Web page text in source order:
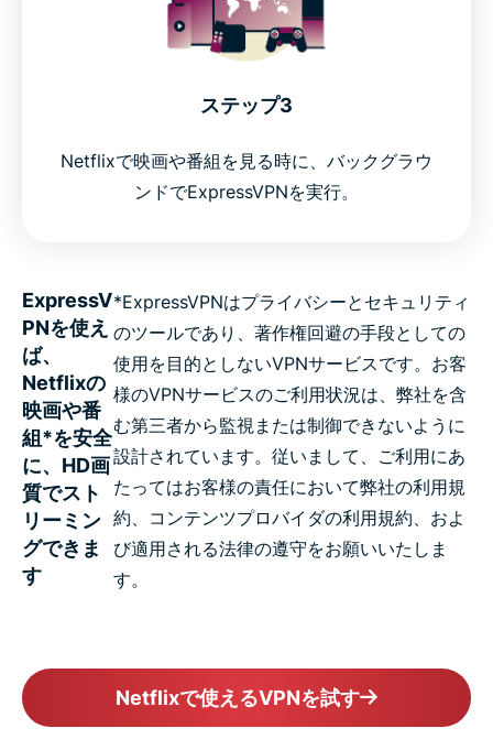
ステップ3
Netflixで映画や番組を見る時に、バックグラウ
ンドでExpressVPNを実行。
ExpressV
PNを使え
ば、
Netflixの
映画や番
組*を安全
に、HD画
質でスト
リーミン
グできま
す
*ExpressVPNはプライバシーとセキュリティ
のツールであり、著作権回避の手段としての
使用を目的としないVPNサービスです。お客
様のVPNサービスのご利用状況は、弊社を含
む第三者から監視または制御できないように
設計されています。従いまして、ご利用にあ
たってはお客様の責任において弊社の利用規
約、コンテンツプロバイダの利用規約、およ
び適用される法律の遵守をお願いいたしま
す。
Netflixで使えるVPNを試す